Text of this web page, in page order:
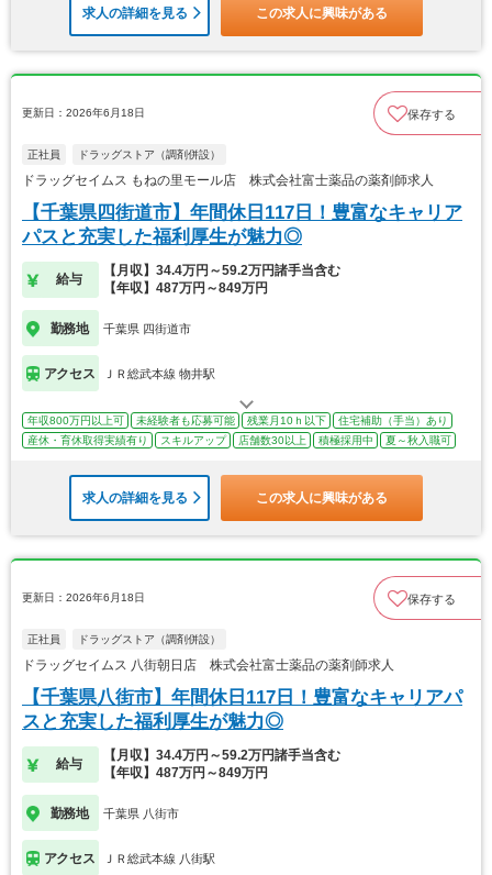
求人の詳細を見る この求人に興味がある
更新日：2026年6月18日 保存する
正社員 ドラッグストア（調剤併設）
ドラッグセイムス もねの里モール店 株式会社富士薬品の薬剤師求人
【千葉県四街道市】年間休日117日！豊富なキャリア
パスと充実した福利厚生が魅力◎
給与
【月収】34.4万円～59.2万円諸手当含む
【年収】487万円～849万円
勤務地 千葉県 四街道市
アクセス ＪＲ総武本線 物井駅
年収800万円以上可 未経験者も応募可能 残業月10ｈ以下
住宅補助（手当）あり
産休・育休取得実績有り
スキルアップ 店舗数30以上 積極採用中 夏～秋入職可
求人の詳細を見る この求人に興味がある
更新日：2026年6月18日 保存する
正社員 ドラッグストア（調剤併設）
ドラッグセイムス 八街朝日店 株式会社富士薬品の薬剤師求人
【千葉県八街市】年間休日117日！豊富なキャリアパ
スと充実した福利厚生が魅力◎
給与
【月収】34.4万円～59.2万円諸手当含む
【年収】487万円～849万円
勤務地 千葉県 八街市
アクセス ＪＲ総武本線 八街駅